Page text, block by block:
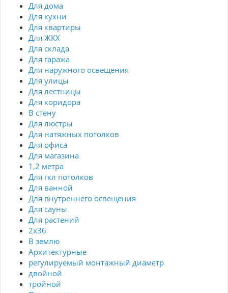
Для дома
Для кухни
Для квартиры
Для ЖКХ
Для склада
Для гаража
Для наружного освещения
Для улицы
Для лестницы
Для коридора
В стену
Для люстры
Для натяжных потолков
Для офиса
Для магазина
1,2 метра
Для гкл потолков
Для ванной
Для внутреннего освещения
Для сауны
Для растений
2х36
В землю
Архитектурные
регулируемый монтажный диаметр
двойной
тройной